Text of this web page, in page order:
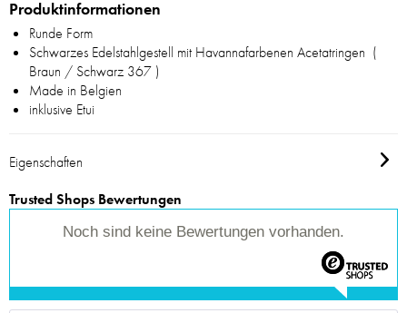
Produktinformationen
Runde Form
Schwarzes Edelstahlgestell mit Havannafarbenen Acetatringen (
Braun / Schwarz 367 )
Made in Belgien
inklusive Etui
Eigenschaften
Trusted Shops Bewertungen
Noch sind keine Bewertungen vorhanden.